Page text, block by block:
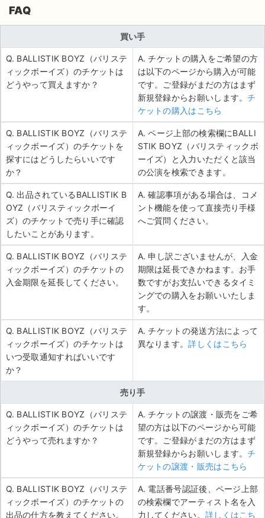
FAQ
買い手
Q. BALLISTIK BOYZ（バリステ
ィックボーイズ）のチケットは
どうやって買えますか？
A. チケットの購入をご希望の方
は以下のページから購入が可能
です。ご登録がまだの方はまず
新規登録からお願いします。チ
ケットの購入はこちら
Q. BALLISTIK BOYZ（バリステ
ィックボーイズ）のチケットを
探すにはどうしたらいいです
か？
A. ページ上部の検索欄にBALLI
STIK BOYZ（バリスティックボ
ーイズ）と入力いただくと該当
の公演を検索できます。
Q. 出品されているBALLISTIK B
OYZ（バリスティックボーイ
ズ）のチケットで売り手に確認
したいことがあります。
A. 確認事項がある場合は、コメ
ント機能を使って直接売り手様
へご質問ください。
Q. BALLISTIK BOYZ（バリステ
ィックボーイズ）のチケットの
入金期限を延長してください。
A. 申し訳ございませんが、入金
期限は延長できかねます。お手
数ですがお支払いできるタイミ
ングでの購入をお願いいたしま
す。
Q. BALLISTIK BOYZ（バリステ
ィックボーイズ）のチケットは
いつ受取通知すればいいです
か？
A. チケットの発送方法によって
異なります。詳しくはこちら
売り手
Q. BALLISTIK BOYZ（バリステ
ィックボーイズ）のチケットは
どうやって売れますか？
A. チケットの譲渡・販売をご希
望の方は以下のページから可能
です。ご登録がまだの方はまず
新規登録からお願いします。チ
ケットの譲渡・販売はこちら
Q. BALLISTIK BOYZ（バリステ
ィックボーイズ）のチケットの
出品の仕方を教えてください。
A. 電話番号認証後、ページ上部
の検索欄でアーティスト名を入
力してください。 詳しくはこち